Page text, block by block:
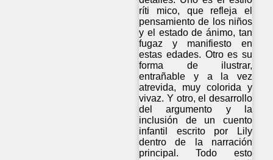
ríti mico, que refleja el
pensamiento de los niños
y el estado de ánimo, tan
fugaz y manifiesto en
estas edades. Otro es su
forma de ilustrar,
entrañable y a la vez
atrevida, muy colorida y
vivaz. Y otro, el desarrollo
del argumento y la
inclusión de un cuento
infantil escrito por Lily
dentro de la narración
principal. Todo esto